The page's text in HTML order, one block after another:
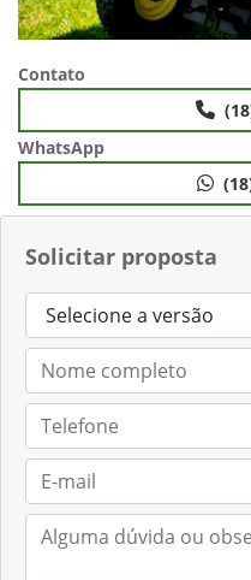
Solicitar proposta
Contato
WhatsApp